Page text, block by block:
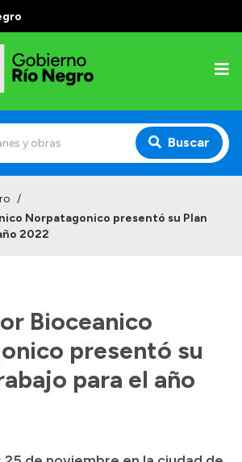
Buscar
/
Norpatagonico presentó su Plan
2022
Bioceanico
presentó su
para el año